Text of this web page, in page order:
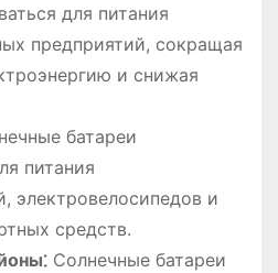
для питания
предприятий, сокращая
и снижая
батареи
питания
электровелосипедов и
средств.
Солнечные батареи